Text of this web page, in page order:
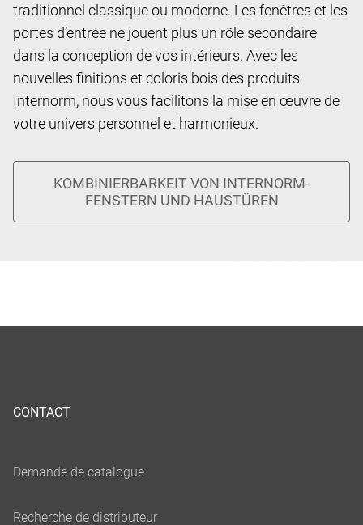
traditionnel classique ou moderne. Les fenêtres et les
portes d’entrée ne jouent plus un rôle secondaire
dans la conception de vos intérieurs. Avec les
nouvelles finitions et coloris bois des produits
Internorm, nous vous facilitons la mise en œuvre de
votre univers personnel et harmonieux.
CONTACT